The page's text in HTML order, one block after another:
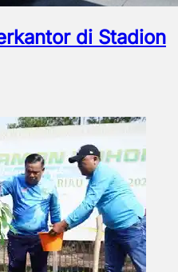
di Stadion